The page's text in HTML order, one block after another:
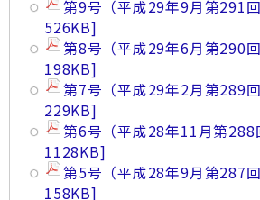
第9号（平成29年9月第291回
526KB]
第8号（平成29年6月第290回
198KB]
第7号（平成29年2月第289回
229KB]
第6号（平成28年11月第288
1128KB]
第5号（平成28年9月第287回
158KB]